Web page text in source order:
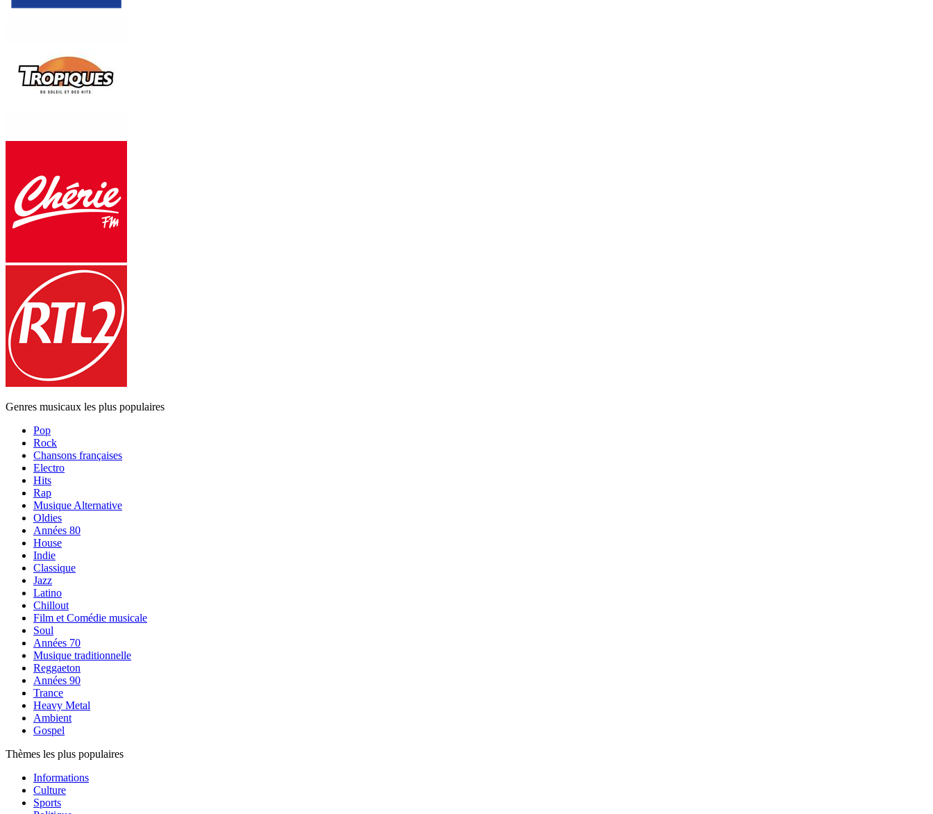
Genres musicaux les plus populaires
Pop
Rock
Chansons françaises
Electro
Hits
Rap
Musique Alternative
Oldies
Années 80
House
Indie
Classique
Jazz
Latino
Chillout
Film et Comédie musicale
Soul
Années 70
Musique traditionnelle
Reggaeton
Années 90
Trance
Heavy Metal
Ambient
Gospel
Thèmes les plus populaires
Informations
Culture
Sports